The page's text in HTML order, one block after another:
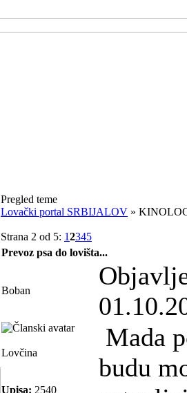
Pregled teme
Lovački portal SRBIJALOV »
Strana 2 od 5: 12345
Prevoz psa do lovišta...
Boban
Lovčina
Upisa: 2540
Mada
budu